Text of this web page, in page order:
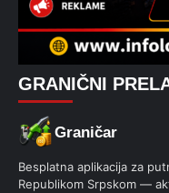
GRANIČNI
Graničar
Besplatna aplikacija za
Republikom Srpskom —